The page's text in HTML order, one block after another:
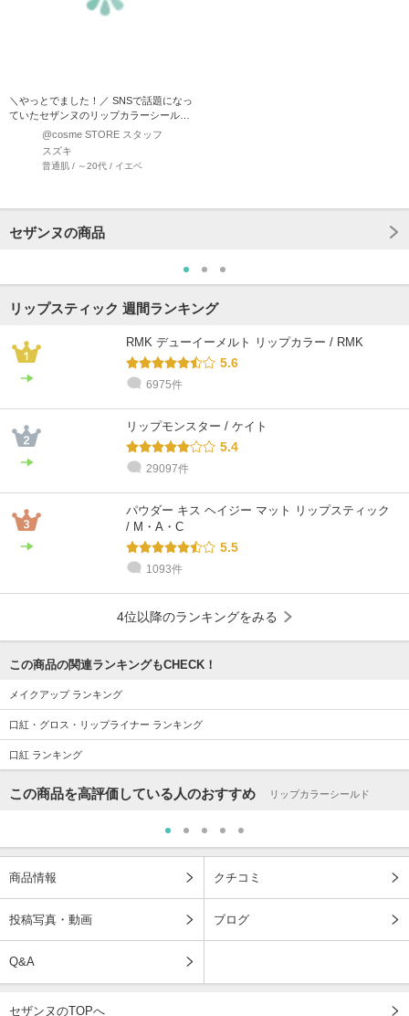
＼やっとでました！／ SNSで話題になっ
ていたセザンヌのリップカラーシール
ド、ついに発売しま…
@cosme STORE スタッフ
スズキ
普通肌 / ～20代 / イエベ
セザンヌの商品
リップスティック 週間ランキング
RMK デューイーメルト リップカラー / RMK
5.6
6975件
リップモンスター / ケイト
5.4
29097件
パウダー キス ヘイジー マット リップスティック
/ M・A・C
5.5
1093件
4位以降のランキングをみる
この商品の関連ランキングもCHECK！
メイクアップ ランキング
口紅・グロス・リップライナー ランキング
口紅 ランキング
この商品を高評価している人のおすすめ リップカラーシールド
商品情報 クチコミ
投稿写真・動画 ブログ
Q&A
セザンヌのTOPへ